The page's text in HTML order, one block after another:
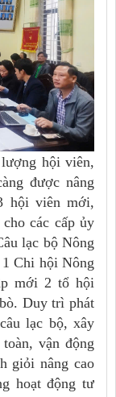
hội viên,
được nâng
hội viên mới,
các cấp ủy
lạc bộ Nông
Chi hội Nông
mới 2 tổ hội
Duy trì phát
lạc bộ, xây
vận động
giỏi nâng cao
hoạt động tư